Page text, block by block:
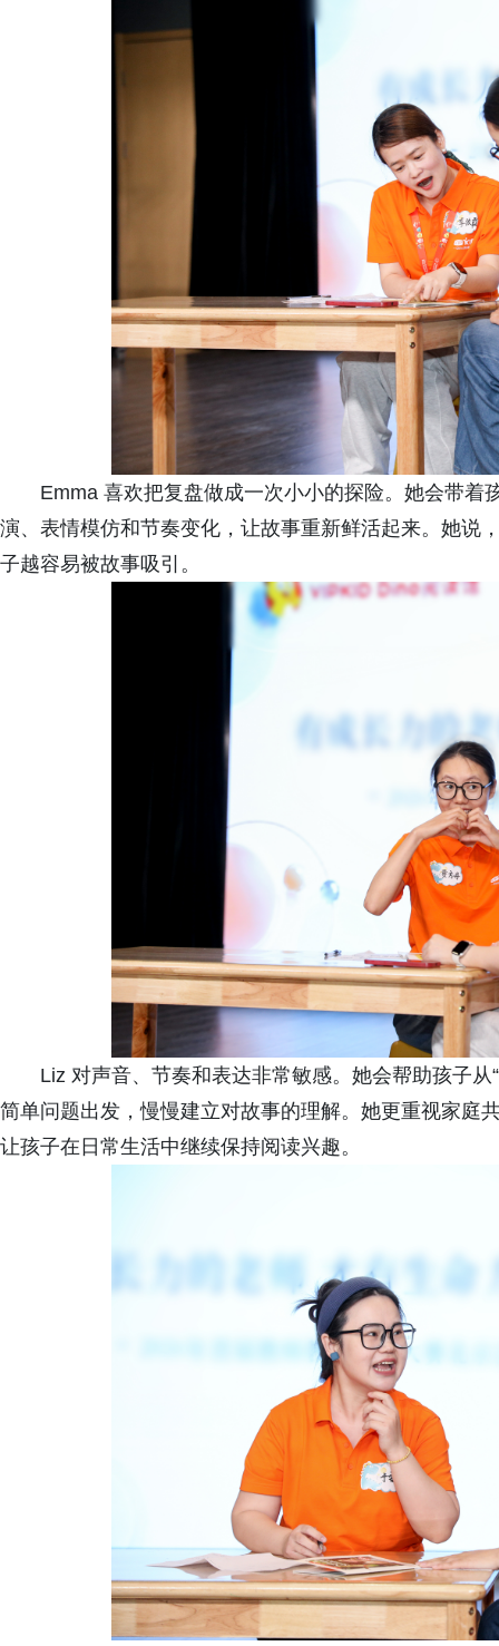
Emma 喜欢把复盘做成一次小小的探险。她会带
演、表情模仿和节奏变化，让故事重新鲜活起来。她说
子越容易被故事吸引。
Liz 对声音、节奏和表达非常敏感。她会帮助孩子从
简单问题出发，慢慢建立对故事的理解。她更重视家庭
让孩子在日常生活中继续保持阅读兴趣。